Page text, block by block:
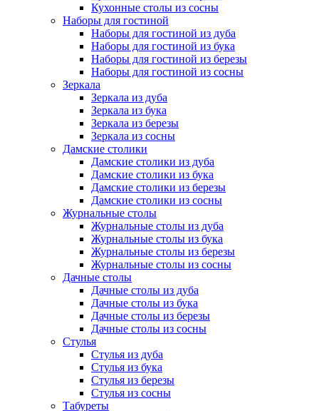
Кухонные столы из сосны
Наборы для гостиной
Наборы для гостиной из дуба
Наборы для гостиной из бука
Наборы для гостиной из березы
Наборы для гостиной из сосны
Зеркала
Зеркала из дуба
Зеркала из бука
Зеркала из березы
Зеркала из сосны
Дамские столики
Дамские столики из дуба
Дамские столики из бука
Дамские столики из березы
Дамские столики из сосны
Журнальные столы
Журнальные столы из дуба
Журнальные столы из бука
Журнальные столы из березы
Журнальные столы из сосны
Дачные столы
Дачные столы из дуба
Дачные столы из бука
Дачные столы из березы
Дачные столы из сосны
Стулья
Стулья из дуба
Стулья из бука
Стулья из березы
Стулья из сосны
Табуреты